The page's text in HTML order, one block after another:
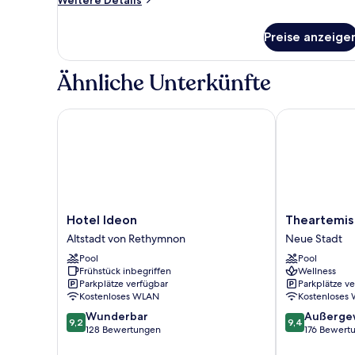
Preise
Ähnliche Unterkünfte
Hotel
Ideon
Altstadt
von
Rethymnon
Hotel Ideon
Altstadt von Rethymnon
Pool
Frühstück inbegriffen
Parkplätze verfügbar
Kostenloses WLAN
9.2
von
9,2 Wunderbar
128 Bewertungen
Hotel Ideon
Theartemis
Palace
Neue
Stadt
Theartemis
Neue Stadt
Pool
Wellness
Parkplätze
Kostenloses
9.4
von
9,4
176
Theartemis